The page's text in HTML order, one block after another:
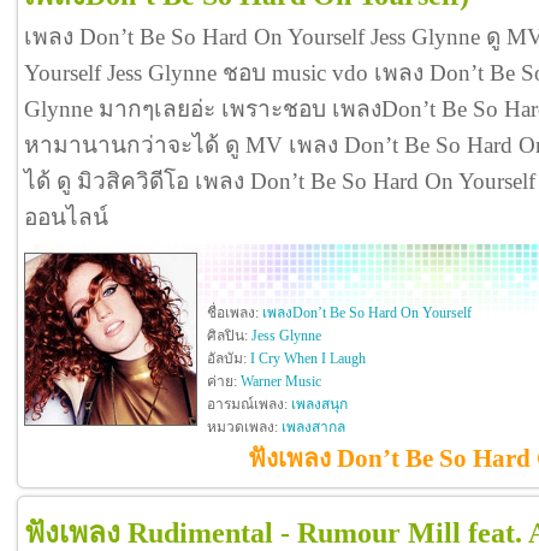
เพลง Don’t Be So Hard On Yourself Jess Glynne ดู
Yourself Jess Glynne ชอบ music vdo เพลง Don’t Be
Glynne มากๆเลยอ่ะ เพราะชอบ เพลงDon’t Be So
หามานานกว่าจะได้ ดู MV เพลง Don’t Be So Hard
ได้ ดู มิวสิควิดีโอ เพลง Don’t Be So Hard On
ออนไลน์
ชื่อเพลง: เพลงDon’t Be So Hard On Yourself
ศิลปิน: Jess Glynne
อัลบัม: I Cry When I Laugh
ค่าย: Warner Music
อารมณ์เพลง: เพลงสนุก
หมวดเพลง: เพลงสากล
ฟังเพลง Don’t Be So
ฟังเพลง Rudimental - Rumour Mill feat.